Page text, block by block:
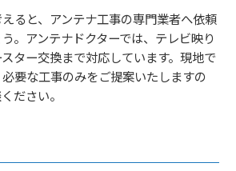
ると、アンテナ工事の専門業者へ依頼
。アンテナドクターでは、テレビ映り
ター交換まで対応しています。現地で
要な工事のみをご提案いたしますの
ださい。